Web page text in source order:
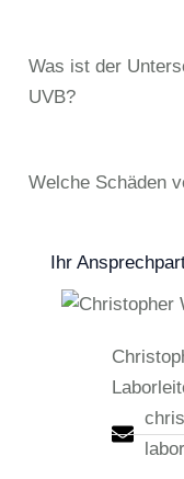
Was ist der
UVB?
Welche Schäden
Ihr